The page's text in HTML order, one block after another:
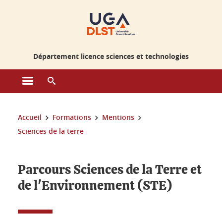
Département licence sciences et technologies
Ouvrir le menu principal
Vous êtes ici :
Accueil Formations
Mentions
Sciences de la terre
Parcours Sciences de la Terre et
de l'Environnement (STE)